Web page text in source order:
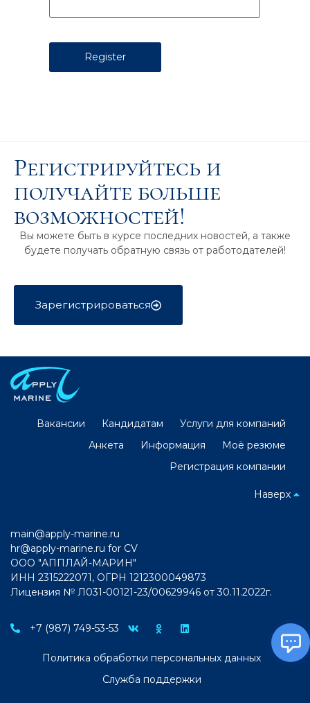
Регистрируйтесь и
получайте больше
возможностей!
Вы можете быть в курсе последних новостей, а также
будете получать обратную связь от работодателей!
Зарегистрироваться
Вакансии Кандидатам
Услуги для компаний
Анкета
Информация
Моё резюме
Регистрация компании
Наверх
main@apply-marine.ru
hr@apply-marine.ru for CV
ООО "АППЛАЙ-МАРИН"
ИНН 2315222071, ОГРН 1212300049873
Лицензия № Л031-00121-23/00629946 от 30.11.2022г.
+7 (987) 749-53-53
Политика обработки персональных данных
Служба поддержки